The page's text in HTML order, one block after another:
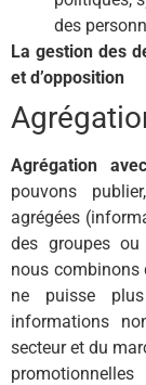
des
La gestion des
et d’opposition
Agrégation
pouvons
agrégées
des groupes ou
nous combinons
ne puisse
informations
secteur et du